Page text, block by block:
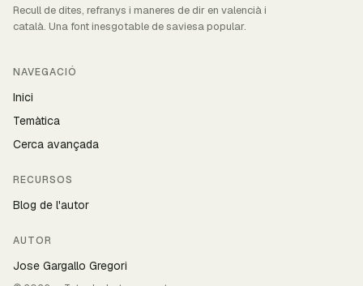
Recull de dites, refranys i maneres de dir en valencià i
català. Una font inesgotable de saviesa popular.
NAVEGACIÓ
Inici
Temàtica
Cerca avançada
RECURSOS
Blog de l'autor
AUTOR
Jose Gargallo Gregori